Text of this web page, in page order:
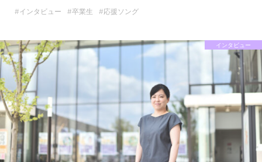
#インタビュー
#卒業生 #応援ソング
インタビュー